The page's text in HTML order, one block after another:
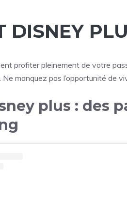
DISNEY
profiter pleinement de votre
Ne manquez pas l’opportunité de
plus : des